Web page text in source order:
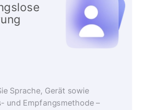
Sprache, Gerät sowie
und Empfangsmethode –